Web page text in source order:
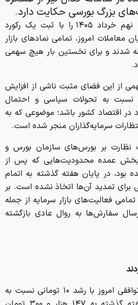
معاملات امروز، تمامی نمادهای بازار
شدند و برای نخستین بار هیچ سهمی
از این فضای مثبت ناشی از افزایش
نسبت به تحولات سیاسی و احتمال
اقتصاد کشور باشد؛ موضوعی که به
سرمایه‌گذاران منجر شده است.
نظارت بر بورس‌های سازمان بورس و
بخش عمده محدودیت‌هایی که پس از
بود، در پایان هفته گذشته به اتمام
برای تمدید آن‌ها اتخاذ نشده است. بر
فعالیت‌های بازار سرمایه از جمله
ارسال سفارش‌ها به روال عادی بازگشته
کرد.